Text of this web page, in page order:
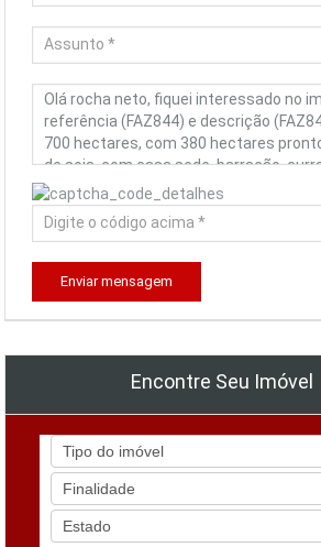
Enviar mensagem
Encontre Seu Imóvel